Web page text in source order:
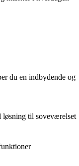
du en indbydende og
løsning til soveværelset